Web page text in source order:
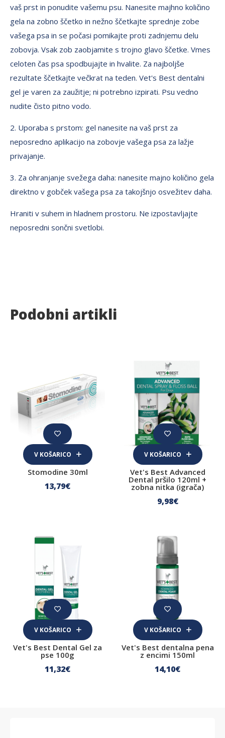
vaš prst in ponudite vašemu psu. Nanesite majhno količino
gela na zobno ščetko in nežno ščetkajte sprednje zobe
vašega psa in se počasi pomikajte proti zadnjemu delu
zobovja. Vsak zob zaobjamite s trojno glavo ščetke. Vmes
celoten čas psa spodbujajte in hvalite. Za najboljše
rezultate ščetkajte večkrat na teden. Vet's Best dentalni
gel je varen za zaužitje; ni potrebno izpirati. Psu vedno
nudite čisto pitno vodo.
2. Uporaba s prstom: gel nanesite na vaš prst za
neposredno aplikacijo na zobovje vašega psa za lažje
privajanje.
3. Za ohranjanje svežega daha: nanesite majno količino gela
direktno v gobček vašega psa za takojšnjo osvežitev daha.
Hraniti v suhem in hladnem prostoru. Ne izpostavljajte
neposredni sončni svetlobi.
Podobni artikli
V KOŠARICO
Stomodine 30ml
13,79€
V KOŠARICO
Vet's Best Advanced
Dental pršilo 120ml +
zobna nitka (igrača)
9,98€
V KOŠARICO
Vet's Best Dental Gel za
pse 100g
11,32€
V KOŠARICO
Vet's Best dentalna pena
z encimi 150ml
14,10€